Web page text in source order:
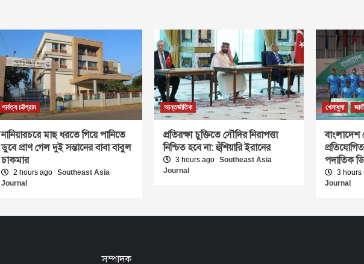
পার্বত্য চট্টগ্রাম
নানিয়ারচরে মাছ ধরতে গিয়ে পানিতে
ডুবে প্রাণ গেল দুই সন্তানের বাবা বাবুল
চাকমার
2 hours ago Southeast Asia
Journal
আন্তর্জাতিক
প্রতিরক্ষা চুক্তিতে সৌদির নিরাপত্তা
নিশ্চিত হবে না: হুঁশিয়ারি ইরানের
3 hours ago Southeast Asia
Journal
খেলাধুলা
বাংলাদেশ
পদাতিক
3
Journal
সম্পাদক